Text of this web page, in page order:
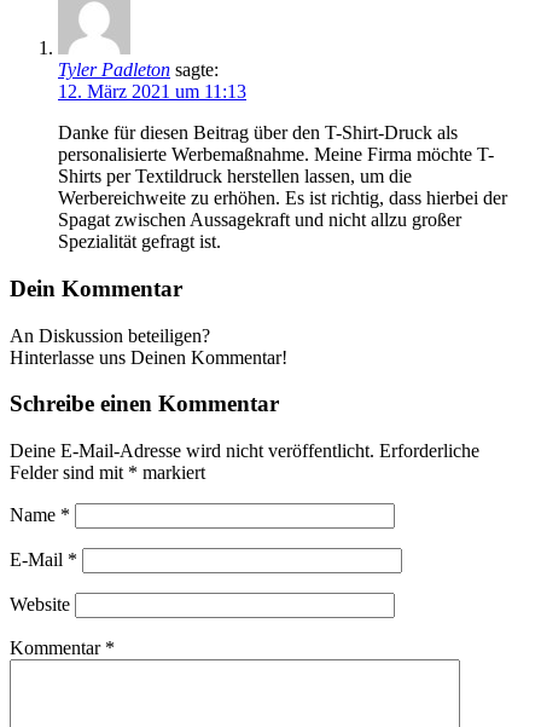
Tyler Padleton sagte:
12. März 2021 um 11:13
Danke für diesen Beitrag über den T-Shirt-Druck als
personalisierte Werbemaßnahme. Meine Firma möchte T-
Shirts per Textildruck herstellen lassen, um die
Werbereichweite zu erhöhen. Es ist richtig, dass hierbei der
Spagat zwischen Aussagekraft und nicht allzu großer
Spezialität gefragt ist.
Dein Kommentar
An Diskussion beteiligen?
Hinterlasse uns Deinen Kommentar!
Schreibe einen Kommentar
Deine E-Mail-Adresse wird nicht veröffentlicht. Erforderliche
Felder sind mit * markiert
Name *
E-Mail *
Website
Kommentar *